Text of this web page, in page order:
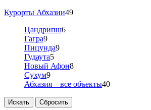
Курорты Абхазии49
Цандрипш6
Гагра9
Пицунда9
Гудаута5
Новый Афон8
Сухум9
Абхазия – все объекты40